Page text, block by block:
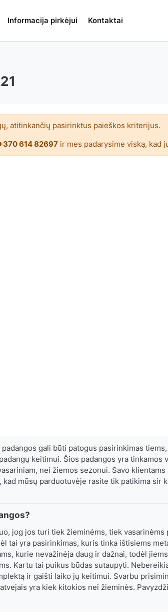
Informacija pirkėjui Kontaktai
atitinkančių pasirinktus paieškos kriterijus.
614 82697ir mes padarysime viską, kad
gali būti patogus pasirinkimas
keitimui. Šios padangos yra tinkamos
nei žiemos sezonui. Savo
mūsų parduotuvėje rasite tik patikima sir
jog jos turi tiek žieminėms, tiek vasarinėms
tai yra pasirinkimas, kuris tinka ištisiems
kurie nevažinėja daug ir dažnai, todėl
Kartu tai puikus būdas sutaupyti.
ir gaišti laiko jų keitimui. Svarbu
yra kiek kitokios nei žieminės.